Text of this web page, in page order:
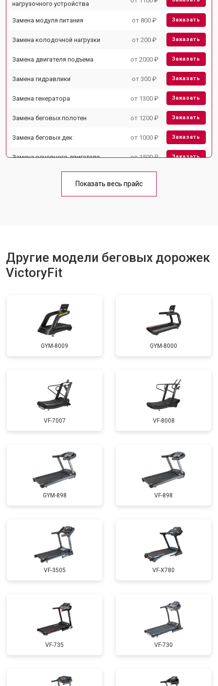
нагрузочного устройства
Замена модуля питания от 800 ₽ Заказать
Замена колодочной нагрузки от 200 ₽ Заказать
Замена двигателя подъема от 2000 ₽ Заказать
Замена гидравлики от 300 ₽ Заказать
Замена генератора от 1300 ₽ Заказать
Замена беговых полотен от 1200 ₽ Заказать
Замена беговых дек от 1000 ₽ Заказать
Замена основного двигателя от 1500 ₽ Заказать
Замена платы управления от 800 ₽
Показать весь прайс
Другие модели беговых дорожек
VictoryFit
GYM-8009 GYM-8000
VF-7007 VF-8008
GYM-898 VF-898
VF-3505 VF-X780
VF-735 VF-730